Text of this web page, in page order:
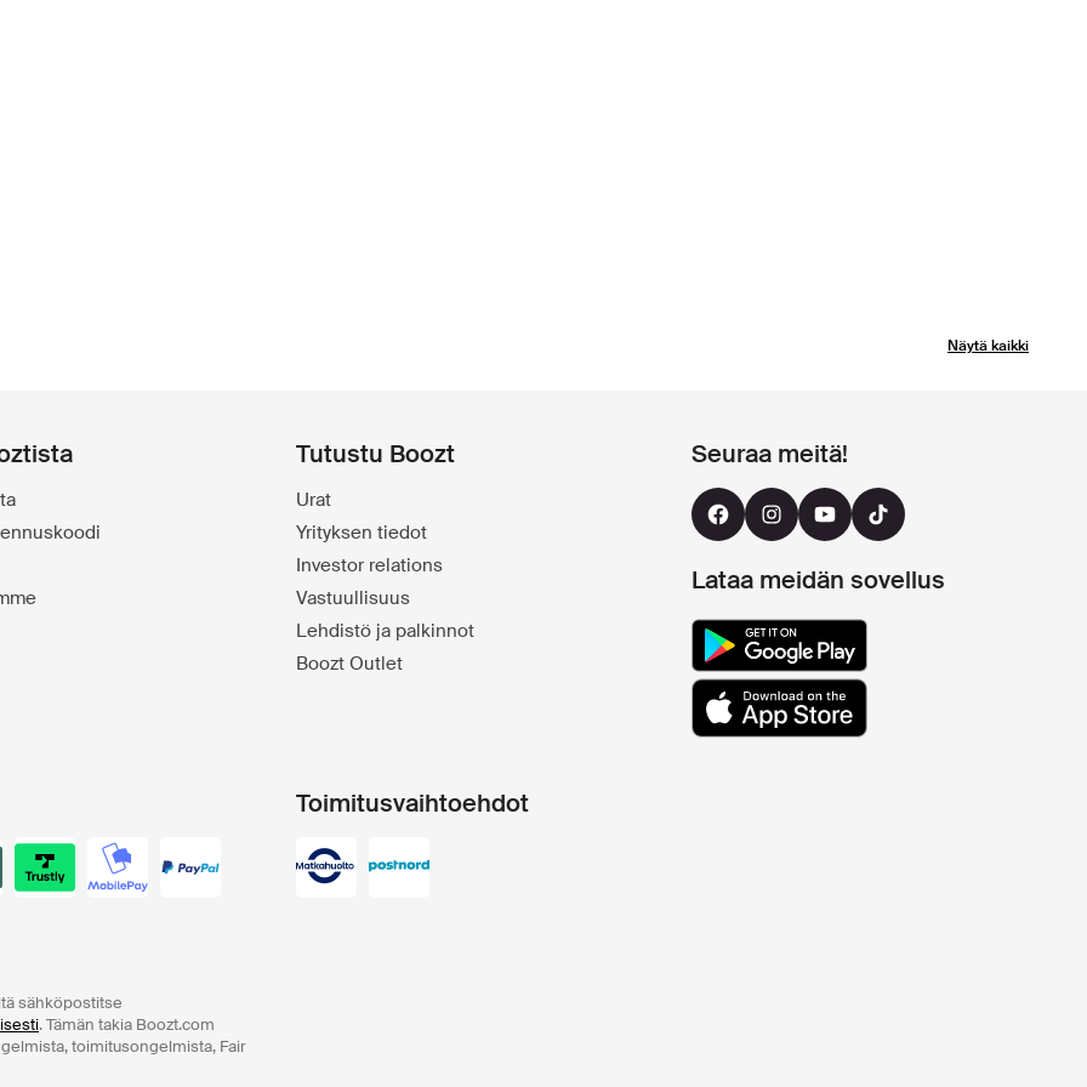
Näytä kaikki
Tutustu Boozt
Urat
Yrityksen tiedot
Investor relations
Vastuullisuus
Lehdistö ja palkinnot
Boozt Outlet
Seuraa meitä!
Lataa meidän sovellus
sähköpostitse
. Tämän takia Boozt.com
toimitusongelmista, Fair
Toimitusvaihtoehdot